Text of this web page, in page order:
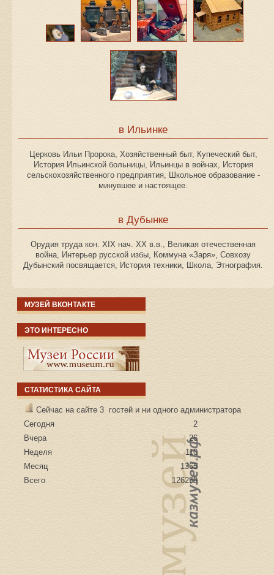
в Ильинке
Церковь Ильи Пророка, Хозяйственный быт, Купеческий быт,
История Ильинской больницы, Ильинцы в войнах, История
сельскохозяйственного предприятия, Школьное образование -
минувшее и настоящее.
в Дубынке
Орудия труда кон. XIX нач. XX в.в., Великая отечественная
война, Интерьер русской избы, Коммуна «Заря», Совхозу
Дубынский посвящается, История техники, Школа, Этнография.
МУЗЕЙ ВКОНТАКТЕ
ЭТО ИНТЕРЕСНО
СТАТИСТИКА САЙТА
Сейчас на сайте 3 гостей и ни одного администратора
Сегодня
2
Вчера
26
Неделя
110
Месяц
1365
Всего
126259